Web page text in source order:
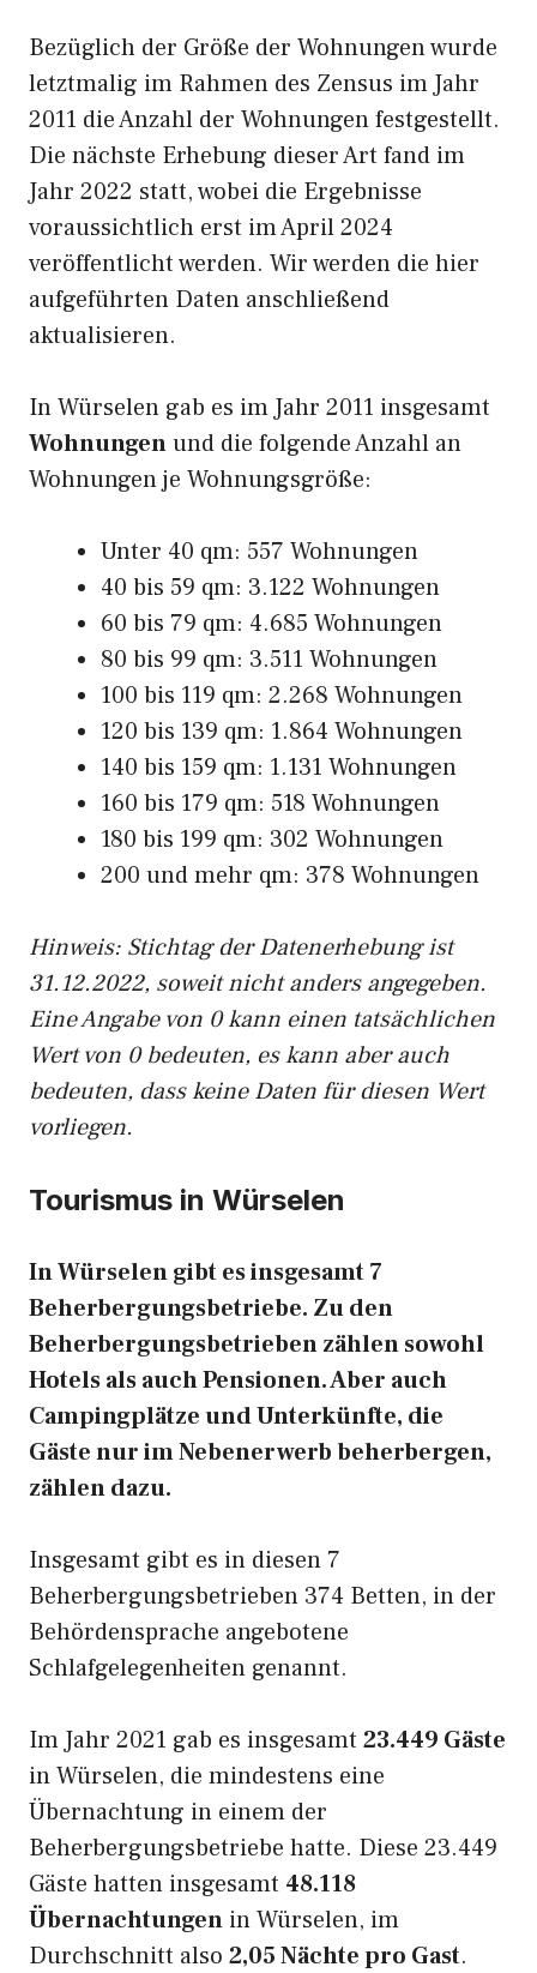
Bezüglich der Größe der Wohnungen wurde
letztmalig im Rahmen des Zensus im Jahr
2011 die Anzahl der Wohnungen festgestellt.
Die nächste Erhebung dieser Art fand im
Jahr 2022 statt, wobei die Ergebnisse
voraussichtlich erst im April 2024
veröffentlicht werden. Wir werden die hier
aufgeführten Daten anschließend
aktualisieren.
In Würselen gab es im Jahr 2011 insgesamt
Wohnungenund die folgende Anzahl an
Wohnungen je Wohnungsgröße:
Unter 40 qm: 557 Wohnungen
40 bis 59 qm: 3.122 Wohnungen
60 bis 79 qm: 4.685 Wohnungen
80 bis 99 qm: 3.511 Wohnungen
100 bis 119 qm: 2.268 Wohnungen
120 bis 139 qm: 1.864 Wohnungen
140 bis 159 qm: 1.131 Wohnungen
160 bis 179 qm: 518 Wohnungen
180 bis 199 qm: 302 Wohnungen
200 und mehr qm: 378 Wohnungen
Hinweis: Stichtag der Datenerhebung ist
31.12.2022, soweit nicht anders angegeben.
Eine Angabe von 0 kann einen tatsächlichen
Wert von 0 bedeuten, es kann aber auch
bedeuten, dass keine Daten für diesen Wert
vorliegen.
Tourismus in Würselen
In Würselen gibt es insgesamt 7
Beherbergungsbetriebe. Zu den
Beherbergungsbetrieben zählen sowohl
Hotels als auch Pensionen. Aber auch
Campingplätze und Unterkünfte, die
Gäste nur im Nebenerwerb beherbergen,
zählen dazu.
Insgesamt gibt es in diesen 7
Beherbergungsbetrieben 374 Betten, in der
Behördensprache angebotene
Schlafgelegenheiten genannt.
Im Jahr 2021 gab es insgesamt 23.449 Gäste
in Würselen, die mindestens eine
Übernachtung in einem der
Beherbergungsbetriebe hatte. Diese 23.449
Gäste hatten insgesamt 48.118
Übernachtungen in Würselen, im
Durchschnitt also 2,05 Nächte pro Gast.